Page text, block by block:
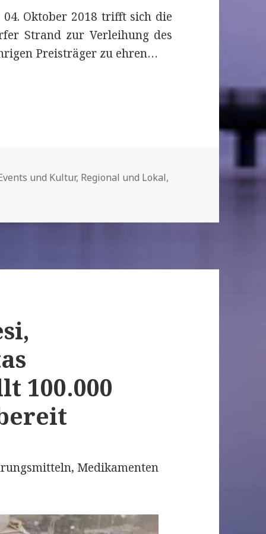
Oktober 2018 trifft sich die
Strand zur Verleihung des
Preisträger zu ehren…
in Timmendorfer Strand
und Kultur, Regional und Lokal,
100.000
Medikamenten